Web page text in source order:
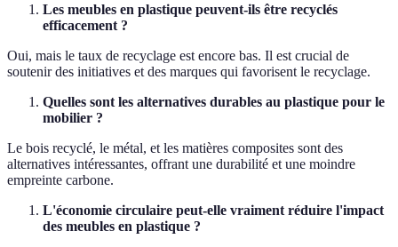
Les meubles en plastique peuvent-ils être recyclés
efficacement ?
Oui, mais le taux de recyclage est encore bas. Il est crucial de
soutenir des initiatives et des marques qui favorisent le recyclage.
Quelles sont les alternatives durables au plastique pour le
mobilier ?
Le bois recyclé, le métal, et les matières composites sont des
alternatives intéressantes, offrant une durabilité et une moindre
empreinte carbone.
L'économie circulaire peut-elle vraiment réduire l'impact
des meubles en plastique ?